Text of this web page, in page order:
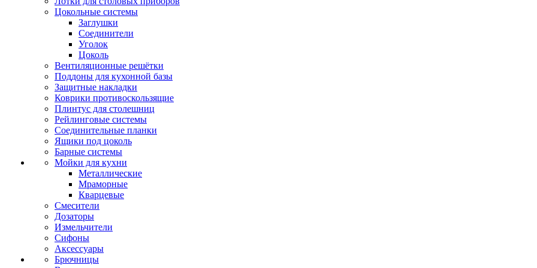
Цокольные системы
Заглушки
Соединители
Уголок
Цоколь
Вентиляционные решётки
Поддоны для кухонной базы
Защитные накладки
Коврики противоскользящие
Плинтус для столешниц
Рейлинговые системы
Соединительные планки
Ящики под цоколь
Барные системы
Мойки для кухни
Металлические
Мраморные
Кварцевые
Смесители
Дозаторы
Измельчители
Сифоны
Аксессуары
Брючницы